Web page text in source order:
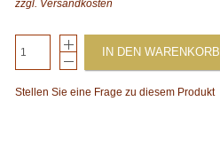
zzgl. Versandkosten
IN DEN WARENKORB
Stellen Sie eine Frage zu diesem Produkt